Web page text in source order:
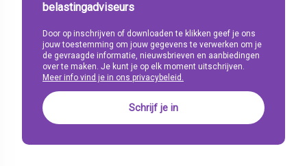
belastingadviseurs
Door op inschrijven of downloaden te klikken geef je ons
jouw toestemming om jouw gegevens te verwerken om je
de gevraagde informatie, nieuwsbrieven en aanbiedingen
over te maken. Je kunt je op elk moment uitschrijven.
Meer info vind je in ons privacybeleid.